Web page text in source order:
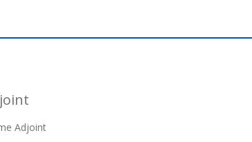
Adjoint